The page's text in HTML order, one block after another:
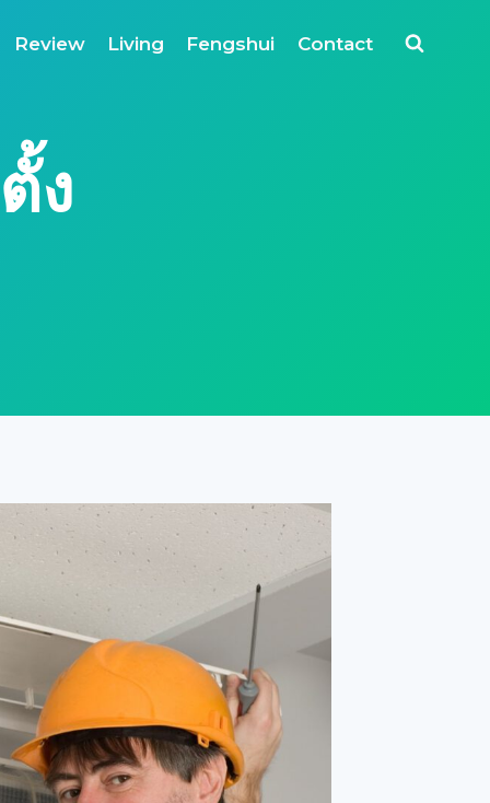
Review Living Fengshui Contact
ง